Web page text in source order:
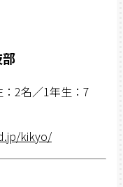
2名／1年生：7
kikyo/